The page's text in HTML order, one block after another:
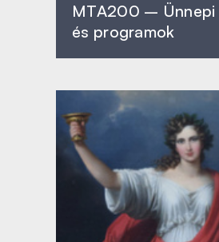
MTA200 – Ünnepi
és programok